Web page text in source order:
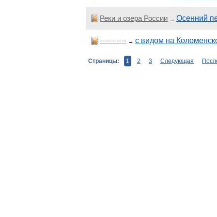
Реки и озера России → Осенний
----------- → с видом на
Страницы: 1 2 3 Следующая